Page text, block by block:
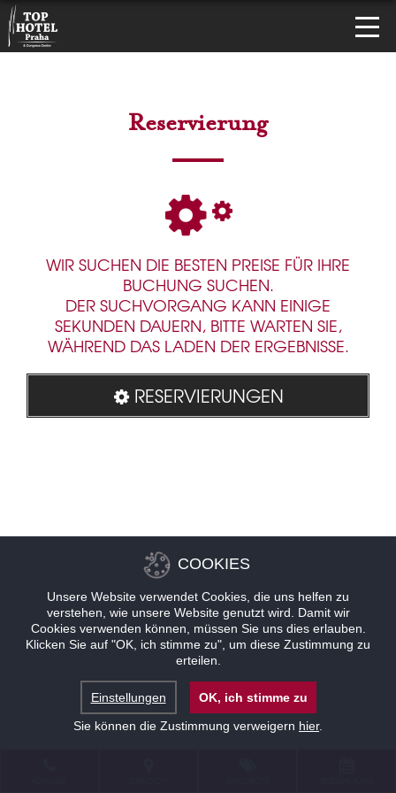
Reservierung
WIR SUCHEN DIE BESTEN PREISE FÜR IHRE
BUCHUNG SUCHEN.
DER SUCHVORGANG KANN EINIGE
SEKUNDEN DAUERN, BITTE WARTEN SIE,
WÄHREND DAS LADEN DER ERGEBNISSE.
RESERVIERUNGEN
COOKIES
Unsere Website verwendet Cookies, die uns helfen zu
verstehen, wie unsere Website genutzt wird. Damit wir
Cookies verwenden können, müssen Sie uns dies erlauben.
Klicken Sie auf "OK, ich stimme zu", um diese Zustimmung zu
erteilen.
Einstellungen
OK, ich stimme zu
Sie können die Zustimmung verweigern hier.